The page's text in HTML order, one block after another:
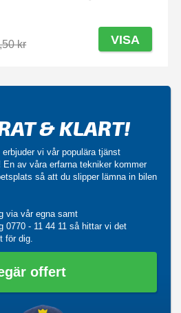
kr VISA
& KLART!
vi vår populära tjänst
En av våra erfarna tekniker kommer
så att du slipper lämna in bilen
via vår egna samt
0770 - 11 44 11 så hittar vi det
för dig.
offert